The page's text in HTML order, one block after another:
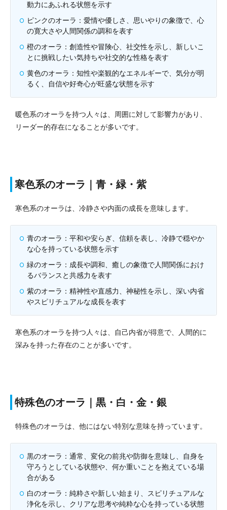
動力にあふれる状態を示す
ピンクのオーラ：愛情や優しさ、思いやりの象徴で、心
の寛大さや人間関係の調和を表す
橙のオーラ：創造性や冒険心、社交性を示し、新しいこ
とに挑戦したい気持ちや社交的な性格を表す
黄色のオーラ：知性や楽観的なエネルギーで、気分が明
るく、自信や好奇心が旺盛な状態を示す
暖色系のオーラを持つ人々は、周囲に対して影響力があり、
リーダー的存在になることが多いです。
寒色系のオーラ｜青・緑・紫
寒色系のオーラは、冷静さや内面の成長を意味します。
青のオーラ：平和や安らぎ、信頼を表し、冷静で穏やか
な心を持っている状態を示す
緑のオーラ：成長や調和、癒しの象徴で人間関係におけ
るバランスと共感力を表す
紫のオーラ：精神性や直感力、神秘性を示し、深い内省
やスピリチュアルな成長を表す
寒色系のオーラを持つ人々は、自己内省が得意で、人間的に
深みを持った存在のことが多いです。
特殊色のオーラ｜黒・白・金・銀
特殊色のオーラは、他にはない特別な意味を持っています。
黒のオーラ：通常、変化の前兆や防御を意味し、自身を
守ろうとしている状態や、何か重いことを抱えている場
合がある
白のオーラ：純粋さや新しい始まり、スピリチュアルな
浄化を示し、クリアな思考や純粋な心を持っている状態